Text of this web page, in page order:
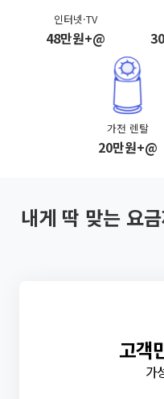
인터넷·TV
48만원+@
가전 렌탈
20만원+@
내게 딱 맞는 요
고객
가